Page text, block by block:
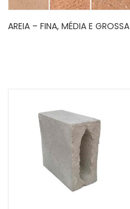
AREIA – FINA, MÉDIA E GROSSA